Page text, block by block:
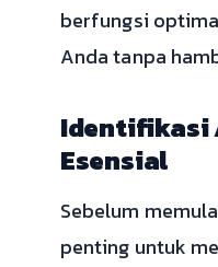
berfungsi
Anda tanpa
Identifikasi
Esensial
Sebelum
penting untuk